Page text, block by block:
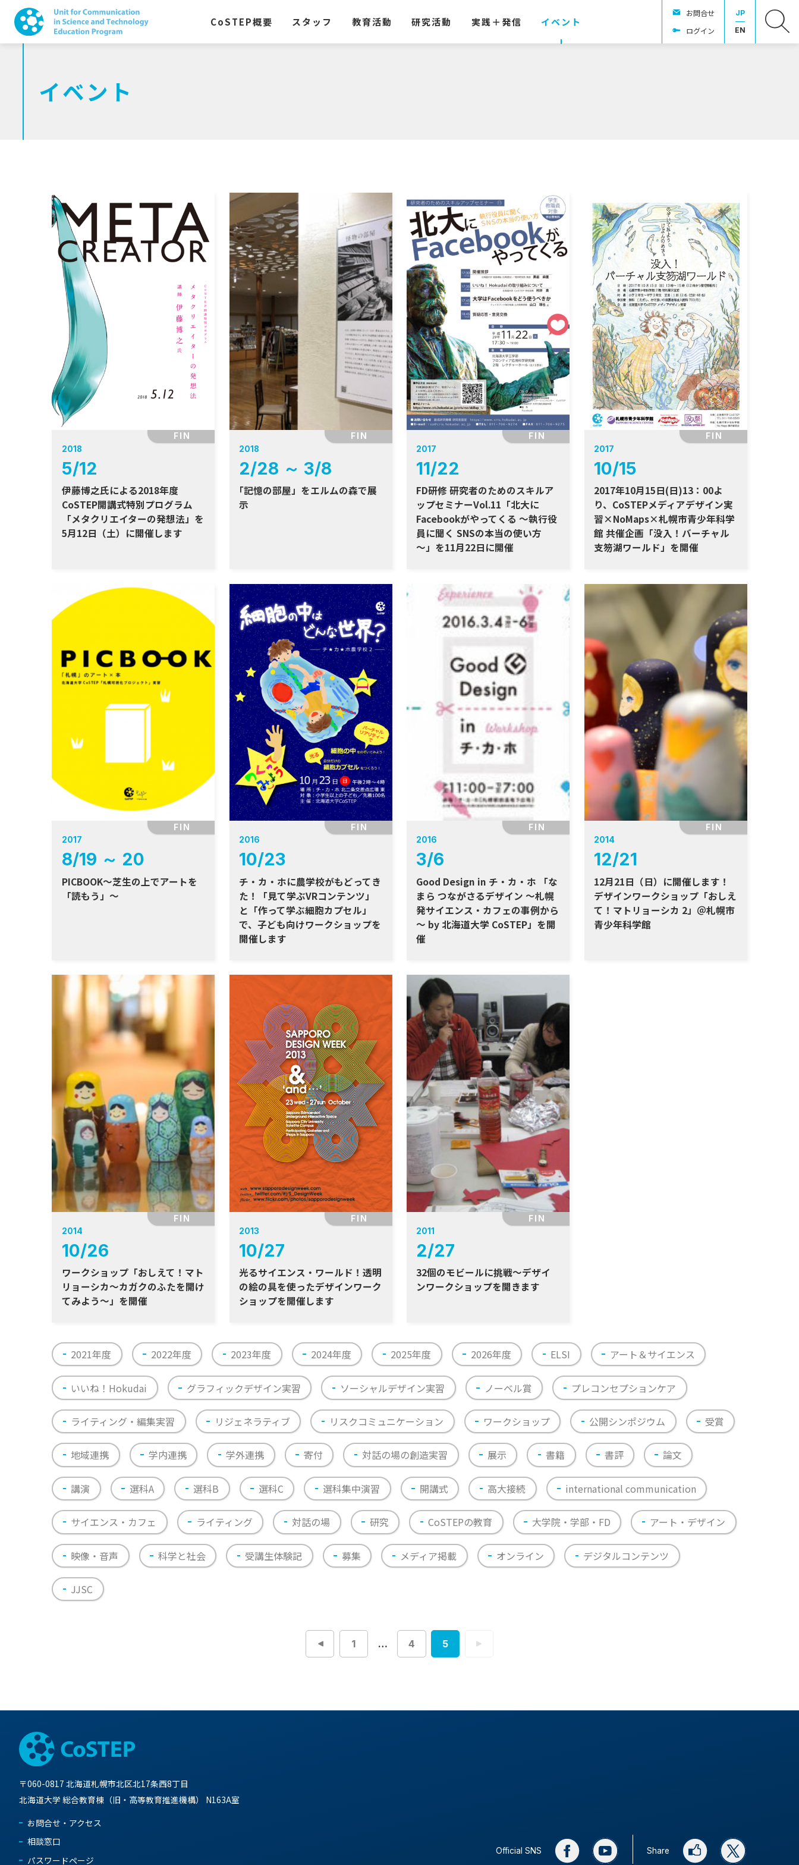
CoSTEP概要 スタッフ 教育活動 研究活動 実践＋発信 イベント
お問合せ
ログイン
JP
EN
イベント
FIN
2018
5/12
伊藤博之氏による2018年度
CoSTEP開講式特別プログラム
「メタクリエイターの発想法」を
5月12日（土）に開催します
FIN
2018
2/28 ～ 3/8
「記憶の部屋」をエルムの森で展
示
FIN
2017
11/22
FD研修 研究者のためのスキルア
ップセミナーVol.11「北大に
Facebookがやってくる ～執行役
員に聞く SNSの本当の使い方
～」を11月22日に開催
FIN
2017
10/15
2017年10月15日(日)13：00よ
り、CoSTEPメディアデザイン実
習×NoMaps×札幌市青少年科学
館 共催企画「没入！バーチャル
支笏湖ワールド」を開催
FIN
2017
8/19 ～ 20
PICBOOK～芝生の上でアートを
「読もう」～
FIN
2016
10/23
チ・カ・ホに農学校がもどってき
た！「見て学ぶVRコンテンツ」
と「作って学ぶ細胞カプセル」
で、子ども向けワークショップを
開催します
FIN
2016
3/6
Good Design in チ・カ・ホ 「な
まら つながさるデザイン ～札幌
発サイエンス・カフェの事例から
～ by 北海道大学 CoSTEP」を開
催
FIN
2014
12/21
12月21日（日）に開催します！
デザインワークショップ「おしえ
て！マトリョーシカ 2」＠札幌市
青少年科学館
FIN
2014
10/26
ワークショップ「おしえて！マト
リョーシカ〜カガクのふたを開け
てみよう〜」を開催
FIN
2013
10/27
光るサイエンス・ワールド！透明
の絵の具を使ったデザインワーク
ショップを開催します
FIN
2011
2/27
32個のモビールに挑戦〜デザイ
ンワークショップを開きます
2021年度 2022年度 2023年度 2024年度 2025年度 2026年度 ELSI アート＆サイエンス
いいね！Hokudai グラフィックデザイン実習 ソーシャルデザイン実習 ノーベル賞 プレコンセプションケア
ライティング・編集実習 リジェネラティブ リスクコミュニケーション ワークショップ 公開シンポジウム 受賞
地域連携 学内連携 学外連携 寄付 対話の場の創造実習 展示 書籍 書評 論文
講演 選科A 選科B 選科C 選科集中演習 開講式 高大接続 international communication
サイエンス・カフェ ライティング 対話の場 研究 CoSTEPの教育 大学院・学部・FD アート・デザイン
映像・音声 科学と社会 受講生体験記 募集 メディア掲載 オンライン デジタルコンテンツ
JJSC
稿
ョ
1 … 4 5
〒060-0817 北海道札幌市北区北17条西8丁目
北海道大学 総合教育棟（旧・高等教育推進機構） N163A室
お問合せ・アクセス
相談窓口
パスワードページ
Official SNS Share